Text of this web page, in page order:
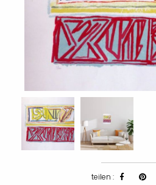
teilen :